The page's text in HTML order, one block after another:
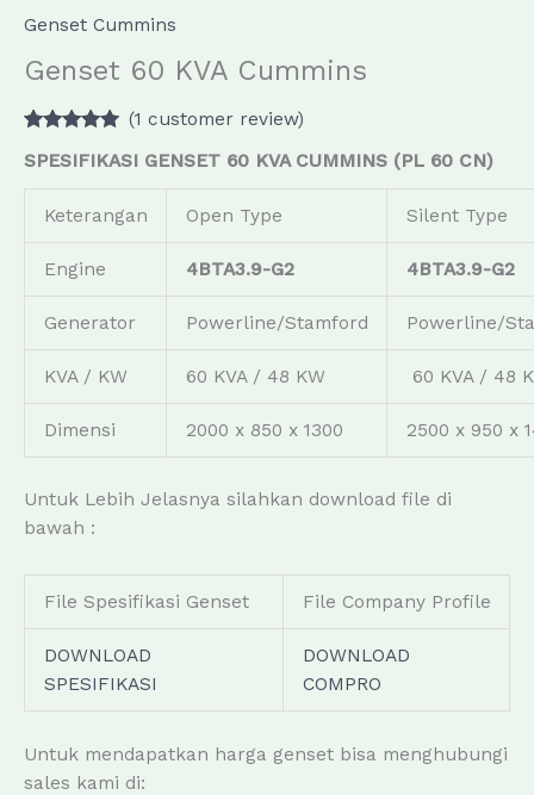
Genset Cummins
Genset 60 KVA Cummins
out of 5
rating
(1 customer review)
SPESIFIKASI GENSET 60 KVA CUMMINS (PL 60 CN)
Keterangan Open Type Silent Type
Engine 4BTA3.9-G2 4BTA3.9-G2
Generator Powerline/Stamford Powerline/
KVA / KW 60 KVA / 48 KW 60 KVA / 48
Dimensi 2000 x 850 x 1300 2500 x 950 x
Untuk Lebih Jelasnya silahkan download file di
bawah :
File Spesifikasi Genset File Company Profile
DOWNLOAD
SPESIFIKASI
DOWNLOAD
COMPRO
Untuk mendapatkan harga genset bisa menghubungi
sales kami di: